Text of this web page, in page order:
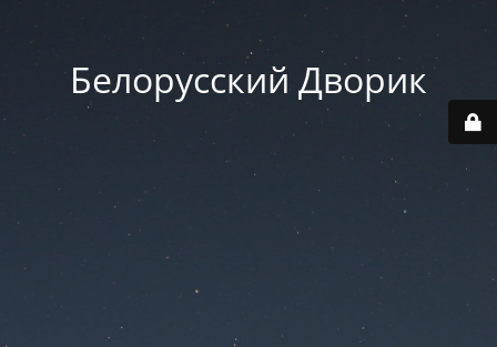
Белорусский Дворик